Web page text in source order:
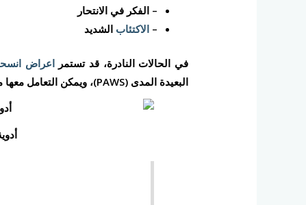
– الفكر في الانتحار
–الاكتئاب الشديد
في الحالات النادرة، قد تستمراعراض
البعيدة المدى (PAWS)، ويمكن التعامل معها من خلال العلاج النظامي والإرشاد في مرفق داخلي.